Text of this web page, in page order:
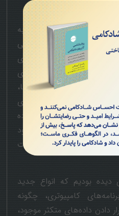
مک‌گیل انجام‌دادند نیازی به
پژوهشگران بانک اطلاعاتی
که بر روی سهره‌های
کردند و باتوجه به داده‌های
متعلق یه چهارگونه از سهره‌ها،
و تناسب نوک را با دانه‌های
بود که داروین حدس زده
و نوع دانه‌ها بیشتر بود
و طول‌عمر بیشتر یعنی بخت
دیده بودیم که انواع جدید
کامپیوتری، چگونه
دادن داده‌های متکثر موجود،